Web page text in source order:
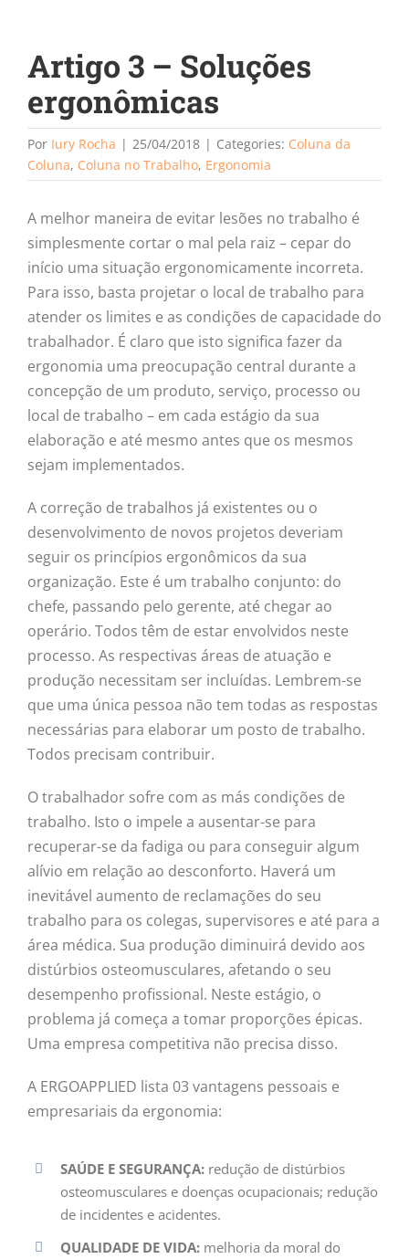
Artigo 3 – Soluções
ergonômicas
Por Iury Rocha | 25/04/2018 | Categories: Coluna da
Coluna, Coluna no Trabalho, Ergonomia
A melhor maneira de evitar lesões no trabalho é
simplesmente cortar o mal pela raiz – cepar do
início uma situação ergonomicamente incorreta.
Para isso, basta projetar o local de trabalho para
atender os limites e as condições de capacidade do
trabalhador. É claro que isto significa fazer da
ergonomia uma preocupação central durante a
concepção de um produto, serviço, processo ou
local de trabalho – em cada estágio da sua
elaboração e até mesmo antes que os mesmos
sejam implementados.
A correção de trabalhos já existentes ou o
desenvolvimento de novos projetos deveriam
seguir os princípios ergonômicos da sua
organização. Este é um trabalho conjunto: do
chefe, passando pelo gerente, até chegar ao
operário. Todos têm de estar envolvidos neste
processo. As respectivas áreas de atuação e
produção necessitam ser incluídas. Lembrem-se
que uma única pessoa não tem todas as respostas
necessárias para elaborar um posto de trabalho.
Todos precisam contribuir.
O trabalhador sofre com as más condições de
trabalho. Isto o impele a ausentar-se para
recuperar-se da fadiga ou para conseguir algum
alívio em relação ao desconforto. Haverá um
inevitável aumento de reclamações do seu
trabalho para os colegas, supervisores e até para a
área médica. Sua produção diminuirá devido aos
distúrbios osteomusculares, afetando o seu
desempenho profissional. Neste estágio, o
problema já começa a tomar proporções épicas.
Uma empresa competitiva não precisa disso.
A ERGOAPPLIED lista 03 vantagens pessoais e
empresariais da ergonomia:
SAÚDE E SEGURANÇA: redução de distúrbios
osteomusculares e doenças ocupacionais; redução
de incidentes e acidentes.
QUALIDADE DE VIDA: melhoria da moral do